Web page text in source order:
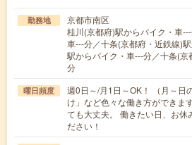
勤務地
京都市南区
桂川(京都府)駅からバイク・車
車---分／十条(京都府・近鉄線)
駅からバイク・車---分／十条(
分
曜日頻度
週0日～/月1日～OK！ （月～
け」など色々な働き方ができま
ても大丈夫。 働きたい日、お休
ださい！